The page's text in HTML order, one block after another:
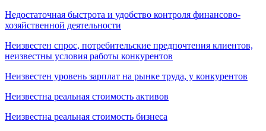
Недостаточная быстрота и удобство контроля финансово-
хозяйственной деятельности
Неизвестен спрос, потребительские предпочтения клиентов,
неизвестны условия работы конкурентов
Неизвестен уровень зарплат на рынке труда, у конкурентов
Неизвестна реальная стоимость активов
Неизвестна реальная стоимость бизнеса